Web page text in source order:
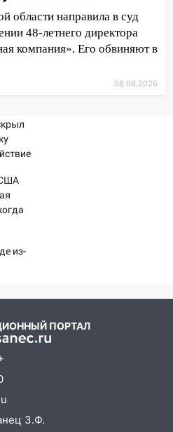
на улице
уголовное дело
ищут 37-летнего
ещё 19 июля
до прогулки с
компании» будут
48,4 млн рублей
пострадали
и
аварий в
будет днем 8
мост в
закрытым до
области направила в суд
48-летнего директора
компания». Его обвиняют в
08.08.2026
из-
ПОРТАЛ
З.Ф.